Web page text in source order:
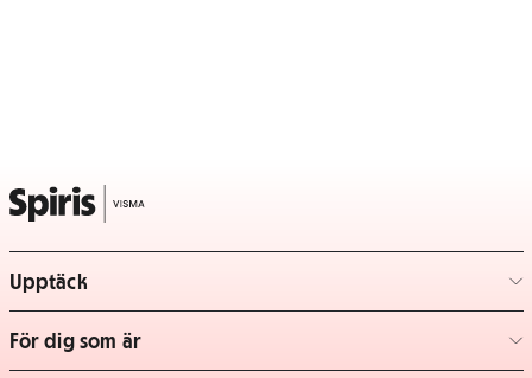
Upptäck
– klicka för att expandera lista
För dig som är
– klicka för att expandera lista